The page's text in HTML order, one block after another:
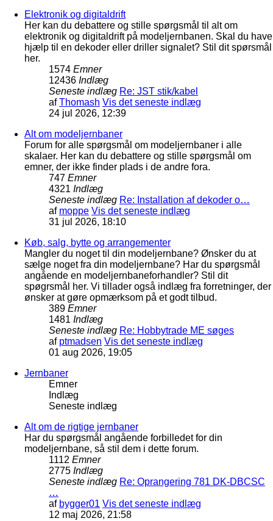
Elektronik og digitaldrift
Her kan du debattere og stille spørgsmål til alt om
elektronik og digitaldrift på modeljernbanen. Skal du have
hjælp til en dekoder eller driller signalet? Stil dit spørsmål
her.
1574 Emner
12436 Indlæg
Seneste indlæg Re: JST stik/kabel
afThomash Vis det seneste indlæg
24 jul 2026, 12:39
Alt om modeljernbaner
Forum for alle spørgsmål om modeljernbaner i alle
skalaer. Her kan du debattere og stille spørgsmål om
emner, der ikke finder plads i de andre fora.
747 Emner
4321 Indlæg
Seneste indlæg Re: Installation af dekoder o…
af moppe Vis det seneste indlæg
31 jul 2026, 18:10
Køb, salg, bytte og arrangementer
Mangler du noget til din modeljernbane? Ønsker du at
sælge noget fra din modeljernbane? Har du spørgsmål
angående en modeljernbaneforhandler? Stil dit
spøgrsmål her. Vi tillader også indlæg fra forretninger, der
ønsker at gøre opmærksom på et godt tilbud.
389 Emner
1481 Indlæg
Seneste indlæg Re: Hobbytrade ME søges
af ptmadsen Vis det seneste indlæg
01 aug 2026, 19:05
Jernbaner
Emner
Indlæg
Seneste indlæg
Alt om de rigtige jernbaner
Har du spørgsmål angående forbilledet for din
modeljernbane, så stil dem i dette forum.
1112 Emner
2775 Indlæg
Seneste indlæg Re: Oprangering 781 DK-DBCSC
…
af bygger01 Vis det seneste indlæg
12 maj 2026, 21:58